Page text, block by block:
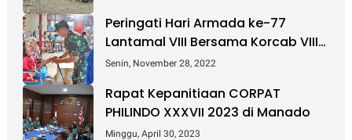
Peringati Hari Armada ke-77
Lantamal VIII Bersama Korcab VIII
DJA II Laksanakan Bakti Sosial
Senin, November 28, 2022
Rapat Kepanitiaan CORPAT
PHILINDO XXXVII 2023 di Manado
Minggu, April 30, 2023